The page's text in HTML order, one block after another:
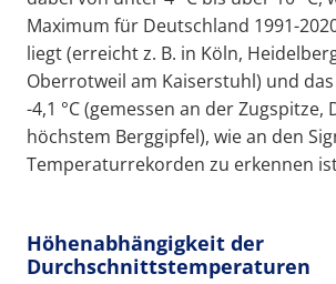
Maximum für Deutschland 1991-
liegt (erreicht z. B. in Köln,
Oberrotweil am Kaiserstuhl) und
-4,1 °C (gemessen an der Zugspitze,
höchstem Berggipfel), wie an den
Temperaturrekorden zu erkennen
Höhenabhängigkeit der
Durchschnittstemperaturen